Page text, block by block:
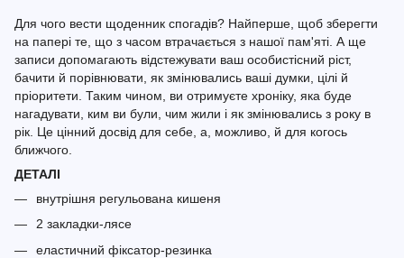
Для чого вести щоденник спогадів? Найперше, щоб зберегти
на папері те, що з часом втрачається з нашої пам'яті. А ще
записи допомагають відстежувати ваш особистісний ріст,
бачити й порівнювати, як змінювались ваші думки, цілі й
пріоритети. Таким чином, ви отримуєте хроніку, яка буде
нагадувати, ким ви були, чим жили і як змінювались з року в
рік. Це цінний досвід для себе, а, можливо, й для когось
ближчого.
ДЕТАЛІ
внутрішня регульована кишеня
2 закладки-лясе
еластичний фіксатор-резинка